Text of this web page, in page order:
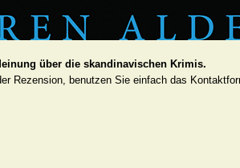
über die skandinavischen Krimis.
Rezension, benutzen Sie einfach das